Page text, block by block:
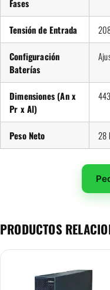
Fases
Tensión de Entrada
Configuración
Baterías
Dimensiones (An x
Pr x Al)
Peso Neto 28
PRODUCTOS